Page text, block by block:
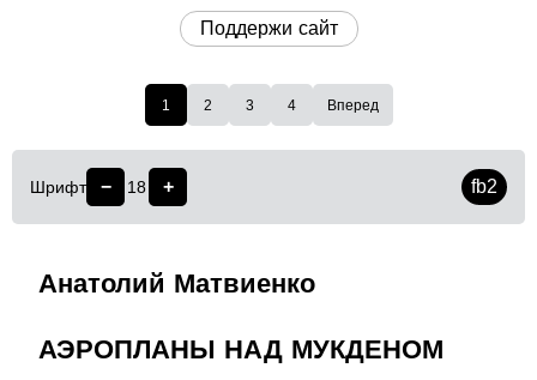
Поддержи сайт
1 2 3 4 Вперед
Шрифт − 18 + fb2
Анатолий Матвиенко
АЭРОПЛАНЫ НАД МУКДЕНОМ